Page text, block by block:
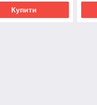
Купити